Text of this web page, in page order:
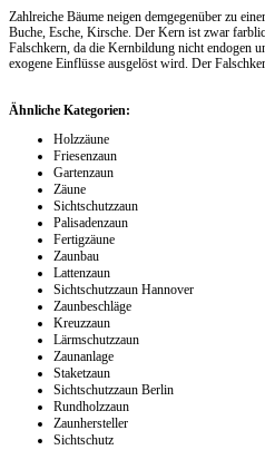
Zahlreiche Bäume neigen demgegenüber zu
Buche, Esche, Kirsche. Der Kern ist zwar
Falschkern, da die Kernbildung nicht endogen
exogene Einflüsse ausgelöst wird. Der
Ähnliche Kategorien:
Holzzäune
Friesenzaun
Gartenzaun
Zäune
Sichtschutzzaun
Palisadenzaun
Fertigzäune
Zaunbau
Lattenzaun
Sichtschutzzaun Hannover
Zaunbeschläge
Kreuzzaun
Lärmschutzzaun
Zaunanlage
Staketzaun
Sichtschutzzaun Berlin
Rundholzzaun
Zaunhersteller
Sichtschutz